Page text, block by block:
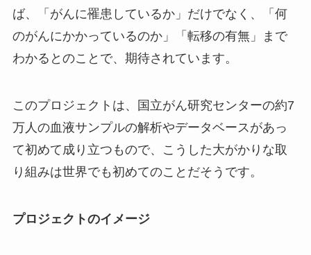
ば、「がんに罹患しているか」だけでなく、「何
のがんにかかっているのか」「転移の有無」まで
わかるとのことで、期待されています。
このプロジェクトは、国立がん研究センターの約7
万人の血液サンプルの解析やデータベースがあっ
て初めて成り立つもので、こうした大がかりな取
り組みは世界でも初めてのことだそうです。
プロジェクトのイメージ